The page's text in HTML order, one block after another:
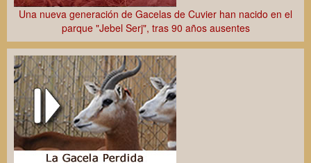
Una nueva generación de Gacelas de Cuvier han nacido en el
parque "Jebel Serj", tras 90 años ausentes